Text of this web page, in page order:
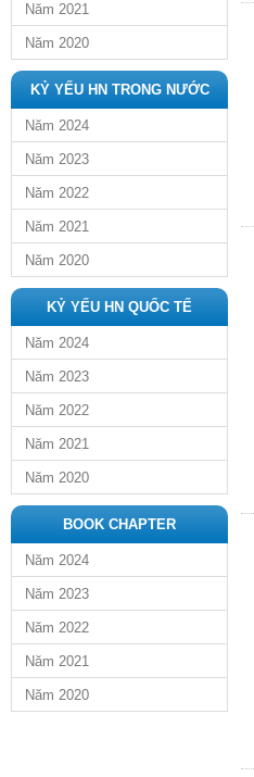
Năm 2021
Năm 2020
KỶ YẾU HN TRONG NƯỚC
Năm 2024
Năm 2023
Năm 2022
Năm 2021
Năm 2020
KỶ YẾU HN QUỐC TẾ
Năm 2024
Năm 2023
Năm 2022
Năm 2021
Năm 2020
BOOK CHAPTER
Năm 2024
Năm 2023
Năm 2022
Năm 2021
Năm 2020